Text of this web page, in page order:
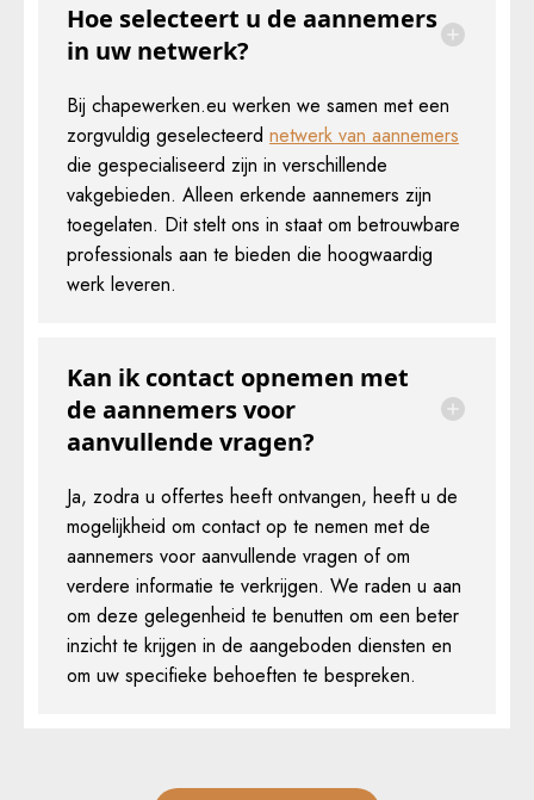
Hoe selecteert u de aannemers
in uw netwerk?
Bij chapewerken.eu werken we samen met een
zorgvuldig geselecteerd netwerk van aannemers
die gespecialiseerd zijn in verschillende
vakgebieden. Alleen erkende aannemers zijn
toegelaten. Dit stelt ons in staat om betrouwbare
professionals aan te bieden die hoogwaardig
werk leveren.
Kan ik contact opnemen met
de aannemers voor
aanvullende vragen?
Ja, zodra u offertes heeft ontvangen, heeft u de
mogelijkheid om contact op te nemen met de
aannemers voor aanvullende vragen of om
verdere informatie te verkrijgen. We raden u aan
om deze gelegenheid te benutten om een beter
inzicht te krijgen in de aangeboden diensten en
om uw specifieke behoeften te bespreken.